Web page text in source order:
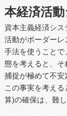
本経済活
資本主義経済シ
活動がボーダー
手法を使うこと
態を考えると、
捕捉が極めて不安
この事実を考え
算)の確保は、難